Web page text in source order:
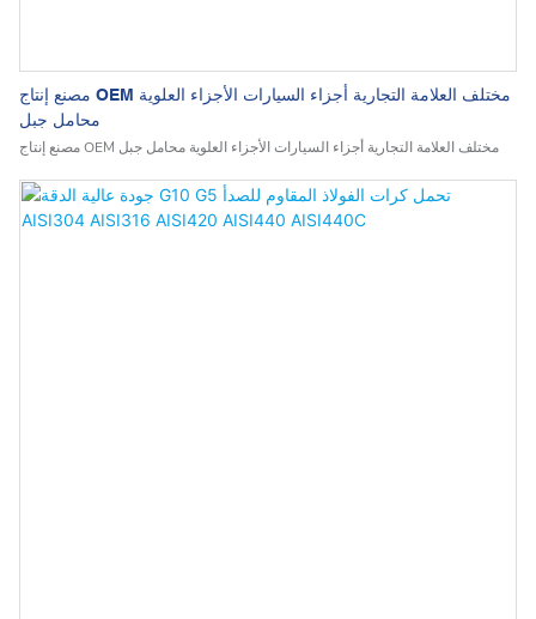
مصنع إنتاج OEM مختلف العلامة التجارية أجزاء السيارات الأجزاء العلوية
محامل جبل
مصنع إنتاج OEM مختلف العلامة التجارية أجزاء السيارات الأجزاء العلوية محامل جبل